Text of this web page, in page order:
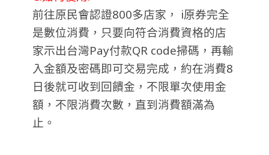
前往原民會認證800多店家， i原券完全
是數位消費，只要向符合消費資格的店
家示出台灣Pay付款QR code掃碼，再輸
入金額及密碼即可交易完成，約在消費8
日後就可收到回饋金，不限單次使用金
額，不限消費次數，直到消費額滿為
止。